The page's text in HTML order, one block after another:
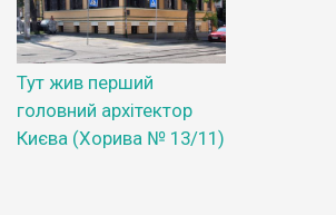
Тут жив перший
головний архітектор
Києва (Хорива № 13/11)